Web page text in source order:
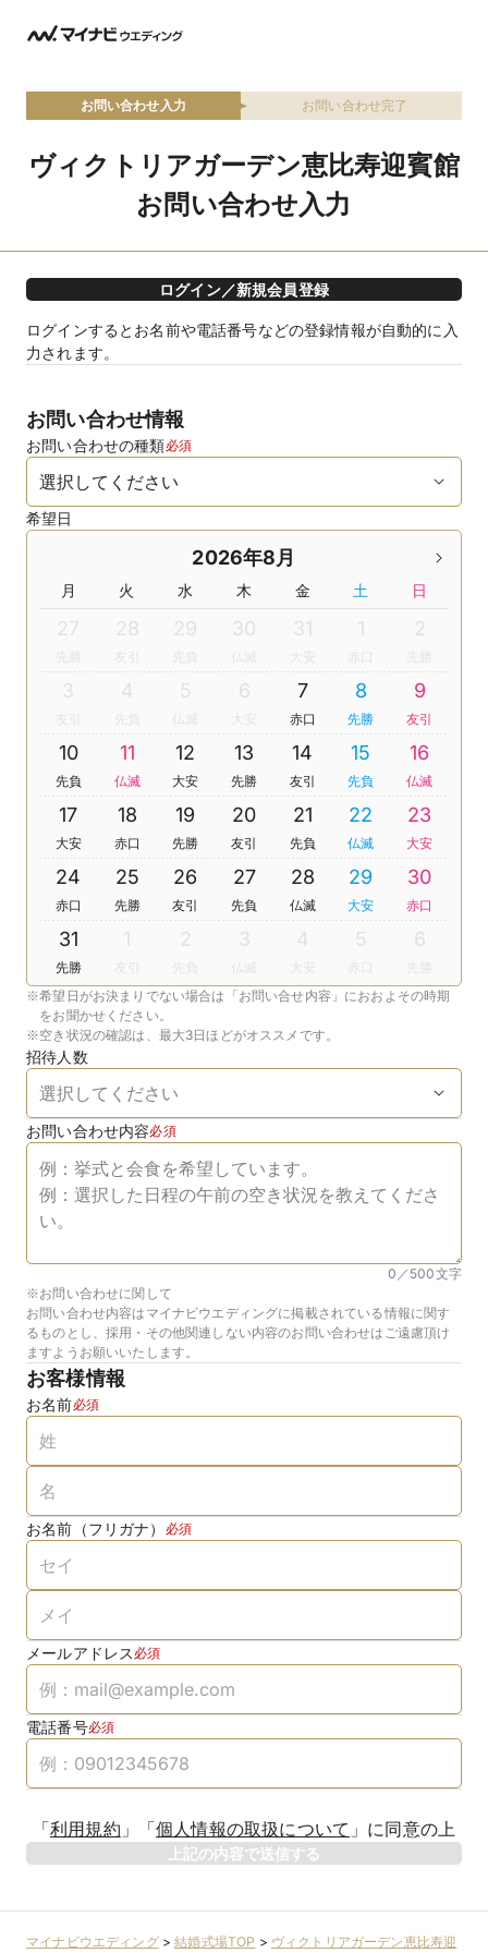
お問い合わせ入力 お問い合わせ完了
ヴィクトリアガーデン恵比寿迎賓館
お問い合わせ入力
ログイン／新規会員登録
ログインするとお名前や電話番号などの登録情報が自動的に入
力されます。
お問い合わせ情報
お問い合わせの種類必須
希望日
2026年8月
月 火 水 木 金 土 日
27 28
友引
29
先負
30
仏滅
31
大安
1 2
3
友引
4
先負
5
仏滅
6
大安
7
赤口
8
先勝
9
友引
10
先負
11
仏滅
12
大安
13
先勝
14
友引
15
先負
16
仏滅
17
大安
18
赤口
19
先勝
20
友引
21
先負
22
仏滅
23
大安
24
赤口
25
先勝
26
友引
27
先負
28
仏滅
29
大安
30
赤口
31
先勝
1
友引
2
先負
3
仏滅
4
大安
5 6
※希望日がお決まりでない場合は「お問い合せ内容」におおよその時期
をお聞かせください。
※空き状況の確認は、最大3日ほどがオススメです。
招待人数
お問い合わせ内容必須
0／500文字
※お問い合わせに関して
お問い合わせ内容はマイナビウエディングに掲載されている情報に関す
るものとし、採用・その他関連しない内容のお問い合わせはご遠慮頂け
ますようお願いいたします。
お客様情報
お名前必須
お名前（フリガナ） 必須
メールアドレス 必須
電話番号必須
「利用規約 」 「個人情報の取扱について 」 に同意の上
上記の内容で送信する
マイナビウエディング>結婚式場TOP > ヴィクトリアガーデン恵比寿迎